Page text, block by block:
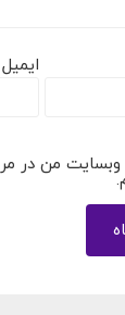
ایمیل*
من در